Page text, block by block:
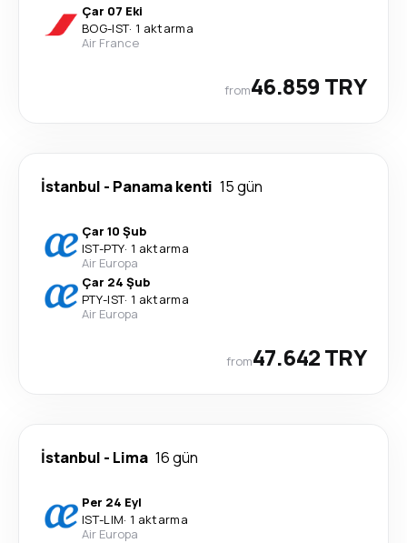
Çar 07 Eki
BOG-IST· 1 aktarma
Air France
from46.859 TRY
İstanbul - Panama kenti 15 gün
Çar 10 Şub
IST-PTY· 1 aktarma
Air Europa
Çar 24 Şub
PTY-IST· 1 aktarma
Air Europa
from47.642 TRY
İstanbul - Lima 16 gün
Per 24 Eyl
IST-LIM· 1 aktarma
Air Europa